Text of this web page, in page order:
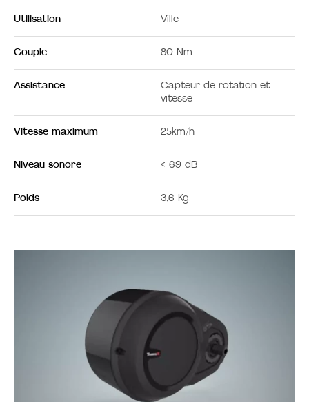
Utilisation Ville
Couple 80 Nm
Assistance
Capteur de rotation et
vitesse
Vitesse maximum 25km/h
Niveau sonore < 69 dB
Poids 3,6 Kg